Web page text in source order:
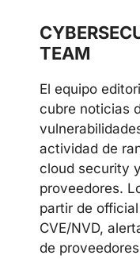
TEAM
El equipo
cubre noticias
actividad de
cloud security
proveedores.
partir de
CVE/NVD,
de